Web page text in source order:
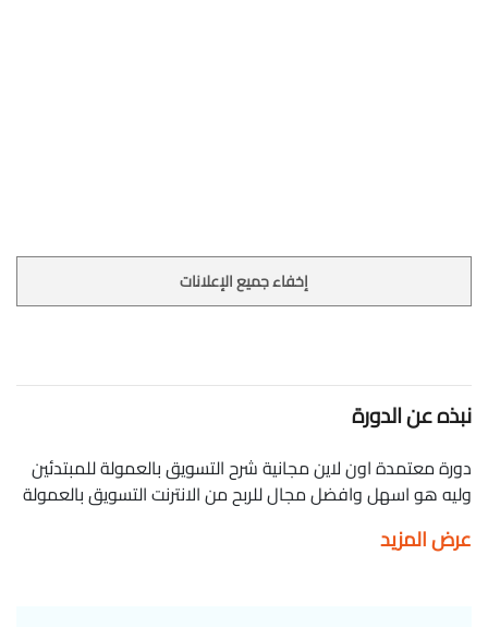
إخفاء جميع الإعلانات
نبذه عن الدورة
دورة معتمدة اون لاين مجانية شرح التسويق بالعمولة للمبتدئين
وليه هو اسهل وافضل مجال للربح من الانترنت التسويق بالعمولة
رابط فريد (خاص بك)، وإذا أجرى هذا الشخص عملية شراء من خلال
عرض المزيد